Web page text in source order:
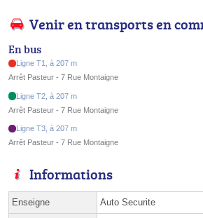
Venir en transports en
En bus
Ligne T1, à 207 m
Arrêt Pasteur - 7 Rue Montaigne
Ligne T2, à 207 m
Arrêt Pasteur - 7 Rue Montaigne
Ligne T3, à 207 m
Arrêt Pasteur - 7 Rue Montaigne
Informations
Enseigne Auto Securite